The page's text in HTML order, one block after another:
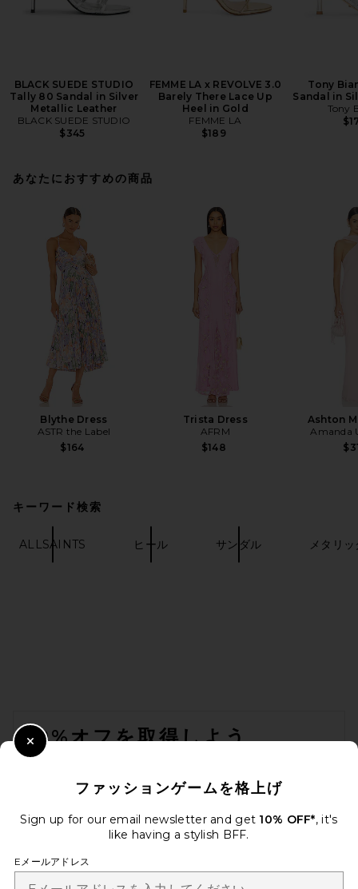
BLACK SUEDE STUDIO
Tally 80 Sandal in Silver
Metallic Leather
BLACK SUEDE STUDIO
$345
FEMME LA x REVOLVE 3.0
Barely There Lace Up
Heel in Gold
FEMME LA
$189
Tony
Sandal in
Tony
あなたにおすすめの商品
Blythe Dress
ASTR the Label
$164
Trista Dress
AFRM
$148
Ashton
Amanda
キーワード検索
ALLSAINTS ヒール サンダル メタリ
10%オフを取得しよう
も配信停止できます。
プライバシーポリシー
ファッションゲームを格上げ
Sign up for our email newsletter and get 10% OFF*, it's
like having a stylish BFF.
Eメールアドレス
Close Modal